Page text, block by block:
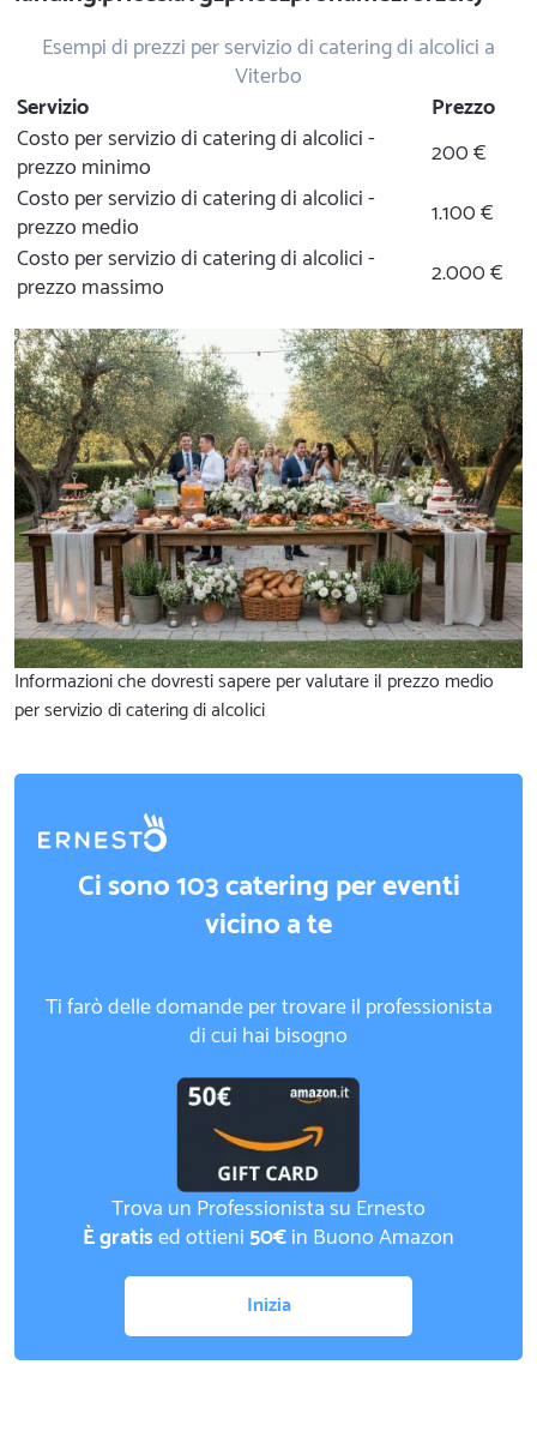
Esempi di prezzi per servizio di catering di alcolici a
Viterbo
Servizio
Prezzo
Costo per servizio di catering di alcolici -
prezzo minimo
200 €
Costo per servizio di catering di alcolici -
prezzo medio
1.100 €
Costo per servizio di catering di alcolici -
prezzo massimo
2.000 €
Informazioni che dovresti sapere per valutare il prezzo medio
per servizio di catering di alcolici
Ci sono 103 catering per eventi
vicino a te
Ti farò delle domande per trovare il professionista
di cui hai bisogno
Trova un Professionista su Ernesto
È gratised ottieni50€in Buono Amazon
Inizia